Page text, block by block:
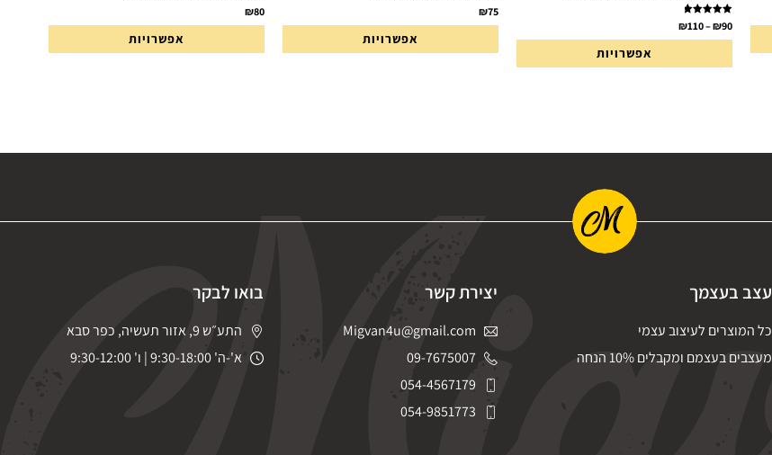
דורג5.00₪90
–
₪110
אפשרויות
₪75
אפשרויות
₪80
אפשרויות
עצב בעצמך
כל המוצרים לעיצוב עצמי
מעצבים בעצמם ומקבלים 10% הנחה
יצירת קשר
Migvan4u@gmail.com
09-7675007
054-4567179
054-9851773
בואו לבקר
התע״ש 9, אזור תעשיה, כפר סבא
א'-ה' 9:30-18:00 | ו' 9:30-12:00